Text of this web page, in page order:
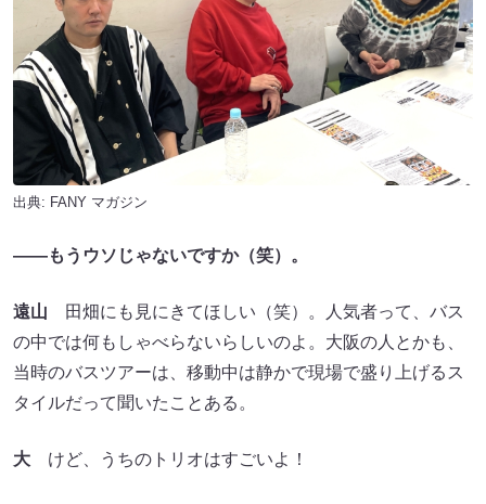
出典: FANY マガジン
――もうウソじゃないですか（笑）。
遠山 田畑にも見にきてほしい（笑）。人気者って、バス
の中では何もしゃべらないらしいのよ。大阪の人とかも、
当時のバスツアーは、移動中は静かで現場で盛り上げるス
タイルだって聞いたことある。
大 けど、うちのトリオはすごいよ！